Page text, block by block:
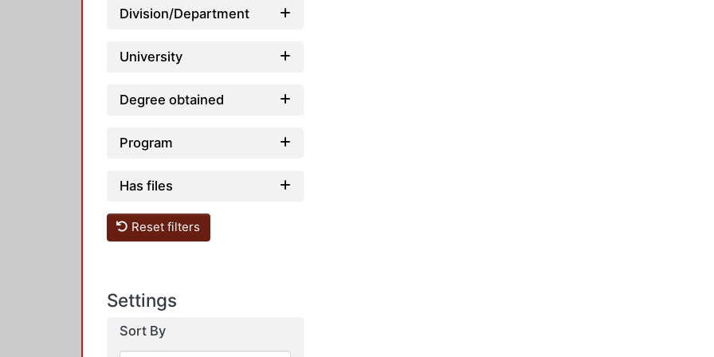
Division/Department
University
Degree obtained
Program
Has files
Reset filters
Settings
Sort By